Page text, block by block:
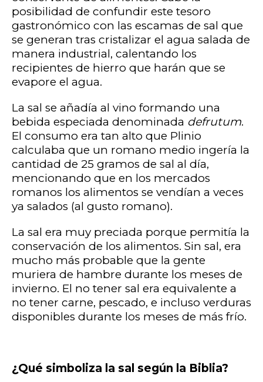
posibilidad de confundir este tesoro
gastronómico con las escamas de sal que
se generan tras cristalizar el agua salada de
manera industrial, calentando los
recipientes de hierro que harán que se
evapore el agua.
La sal se añadía al vino formando una
bebida especiada denominada defrutum.
El consumo era tan alto que Plinio
calculaba que un romano medio ingería la
cantidad de 25 gramos de sal al día,
mencionando que en los mercados
romanos los alimentos se vendían a veces
ya salados (al gusto romano).
La sal era muy preciada porque permitía la
conservación de los alimentos. Sin sal, era
mucho más probable que la gente
muriera de hambre durante los meses de
invierno. El no tener sal era equivalente a
no tener carne, pescado, e incluso verduras
disponibles durante los meses de más frío.
¿Qué simboliza la sal según la Biblia?